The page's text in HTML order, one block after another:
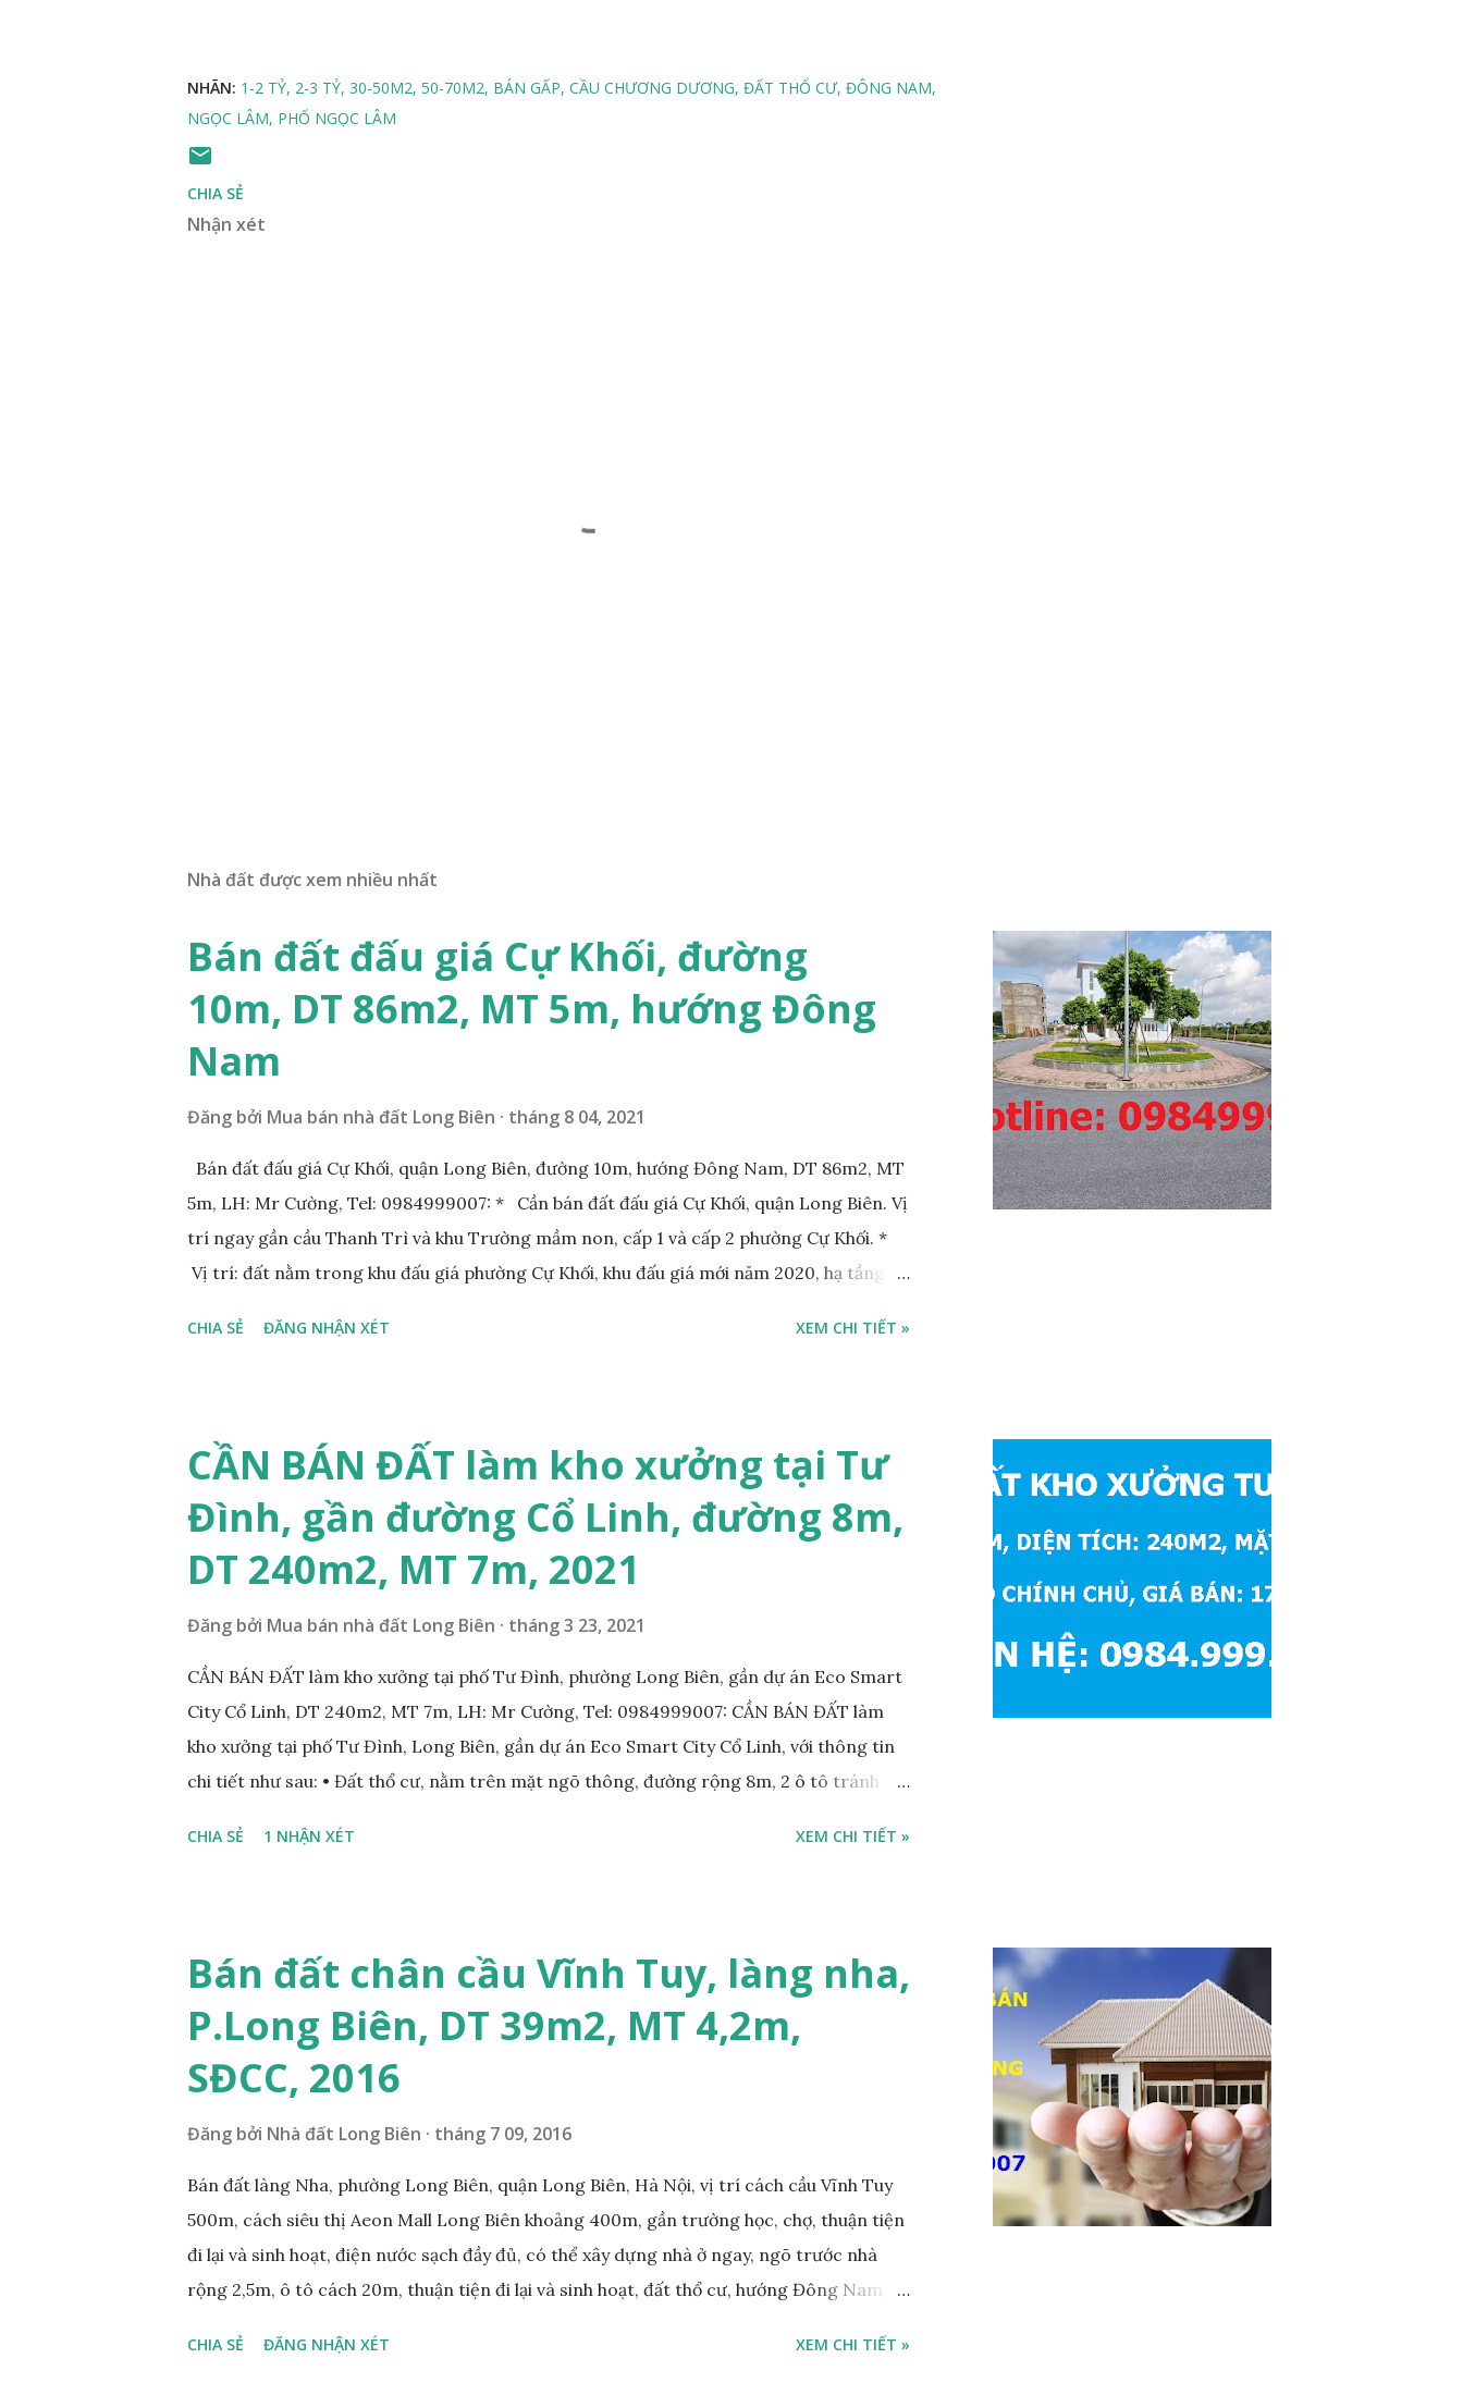
NHÃN: 1-2 TỶ 2-3 TỶ 30-50M2 50-70M2 BÁN GẤP CẦU CHƯƠNG DƯƠNG ĐẤT THỔ CƯ ĐÔNG NAM
NGỌC LÂM PHỐ NGỌC LÂM
CHIA SẺ
Nhận xét
Nhà đất được xem nhiều nhất
Bán đất đấu giá Cự Khối, đường
10m, DT 86m2, MT 5m, hướng Đông
Nam
Đăng bởi Mua bán nhà đất Long Biên tháng 8 04, 2021
Bán đất đấu giá Cự Khối, quận Long Biên, đường 10m, hướng Đông Nam, DT 86m2, MT
5m, LH: Mr Cường, Tel: 0984999007: * Cần bán đất đấu giá Cự Khối, quận Long Biên. Vị
trí ngay gần cầu Thanh Trì và khu Trường mầm non, cấp 1 và cấp 2 phường Cự Khối. *
Vị trí: đất nằm trong khu đấu giá phường Cự Khối, khu đấu giá mới năm 2020, hạ tầng
200m. Cách Trường cấp 2 Cự Khối khoảng 250m. Cách Trường Tiểu học Cự Khối khoảng
tương lai sẽ rất đẹp, lý tưởng để ở, văn phòng, hoặc xây căn hộ cho thuê… * Đất phân lô,
diện tích: 86m2, mặt tiền 5m, đường 10m và vỉa hè rộng 3m, hướng Đông Nam; * Pháp
lý: sổ đỏ chính chủ; * Giá bán: 6.15 tỷ, có thương lượng với khách thiện chí mua; Liên hệ:
Mr Cường, Tel: 0984999007...
CHIA SẺ ĐĂNG NHẬN XÉT XEM CHI TIẾT »
CẦN BÁN ĐẤT làm kho xưởng tại Tư
Đình, gần đường Cổ Linh, đường 8m,
DT 240m2, MT 7m, 2021
Đăng bởi Mua bán nhà đất Long Biên tháng 3 23, 2021
CẦN BÁN ĐẤT làm kho xưởng tại phố Tư Đình, phường Long Biên, gần dự án Eco Smart
City Cổ Linh, DT 240m2, MT 7m, LH: Mr Cường, Tel: 0984999007: CẦN BÁN ĐẤT làm
kho xưởng tại phố Tư Đình, Long Biên, gần dự án Eco Smart City Cổ Linh, với thông tin
chi tiết như sau: • Đất thổ cư, nằm trên mặt ngõ thông, đường rộng 8m, 2 ô tô tránh
Tiện để xây biệt thự, làm văn phòng công ty, làm kho xưởng, hoặc xây tòa nhà cho thuê;
nằm trên mặt ngõ phố Tư Đình, ngõ trước nhà rộng 8m, ngõ thông, ô tô tránh nhau; •
Cách mặt đường Cổ Linh khoảng 200m; • Cách dự án Eco Smart City Cổ Linh khoảng
250m; • Gần dự án khu biệt thự dự án Minh Tâm Tư Đình • Cách chân cầu Vĩnh Tuy và
siêu thị Aeon Mall Long Biên khoảng 500m; • Khu vực đông đúc dân cư, thuận tiện đi lại
và sinh hoạt; ...
CHIA SẺ 1 NHẬN XÉT XEM CHI TIẾT »
Bán đất chân cầu Vĩnh Tuy, làng nha,
P.Long Biên, DT 39m2, MT 4,2m,
SĐCC, 2016
Đăng bởi Nhà đất Long Biên tháng 7 09, 2016
Bán đất làng Nha, phường Long Biên, quận Long Biên, Hà Nội, vị trí cách cầu Vĩnh Tuy
500m, cách siêu thị Aeon Mall Long Biên khoảng 400m, gần trường học, chợ, thuận tiện
đi lại và sinh hoạt, điện nước sạch đầy đủ, có thể xây dựng nhà ở ngay, ngõ trước nhà
rộng 2,5m, ô tô cách 20m, thuận tiện đi lại và sinh hoạt, đất thổ cư, hướng Đông Nam,
0984999007 - 0915383393. Miễn trung gian & Quảng cáo trực tuyế.
CHIA SẺ ĐĂNG NHẬN XÉT XEM CHI TIẾT »